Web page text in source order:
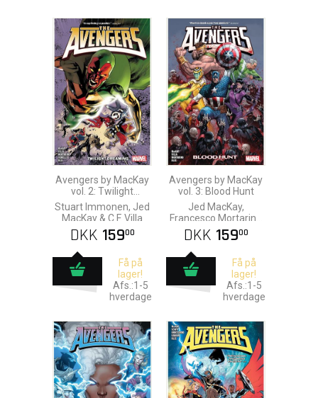
Avengers by MacKay
vol. 2: Twilight
Dreaming
Stuart Immonen, Jed
MacKay & C.F. Villa
DKK 15900
Få på
lager!
Afs.:1-5
hverdage
Avengers by MacKay
vol. 3: Blood Hunt
Jed MacKay,
Francesco Mortarino
& C.F. Villa
DKK 15900
Få på
lager!
Afs.:1-5
hverdage